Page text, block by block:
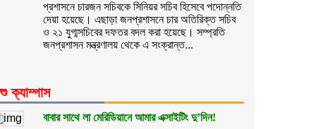
প্রশাসনে চারজন সচিবকে সিনিয়র সচিব হিসেবে পদোন্নতি
দেয়া হয়েছে। এছাড়া জনপ্রশাসনে চার অতিরিক্ত সচিব
ও ২১ যুগ্মসচিবের দফতর বদল করা হয়েছে। সম্প্রতি
জনপ্রশাসন মন্ত্রণালয় থেকে এ সংক্রান্ত...
ক্যাম্পাস
বাবার সাথে লা মেরিডিয়ানে আমার এক্সাইটিং দু’দিন!